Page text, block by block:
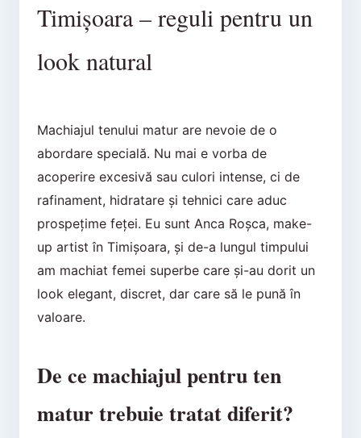
Timișoara – reguli pentru un
look natural
Machiajul tenului matur are nevoie de o
abordare specială. Nu mai e vorba de
acoperire excesivă sau culori intense, ci de
rafinament, hidratare și tehnici care aduc
prospețime feței. Eu sunt Anca Roșca, make-
up artist în Timișoara, și de-a lungul timpului
am machiat femei superbe care și-au dorit un
look elegant, discret, dar care să le pună în
valoare.
De ce machiajul pentru ten
matur trebuie tratat diferit?